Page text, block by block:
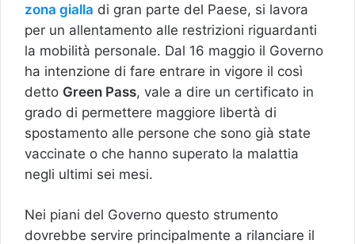
zona gialla di gran parte del Paese, si lavora
per un allentamento alle restrizioni riguardanti
la mobilità personale. Dal 16 maggio il Governo
ha intenzione di fare entrare in vigore il così
detto Green Pass, vale a dire un certificato in
grado di permettere maggiore libertà di
spostamento alle persone che sono già state
vaccinate o che hanno superato la malattia
negli ultimi sei mesi.
Nei piani del Governo questo strumento
dovrebbe servire principalmente a rilanciare il